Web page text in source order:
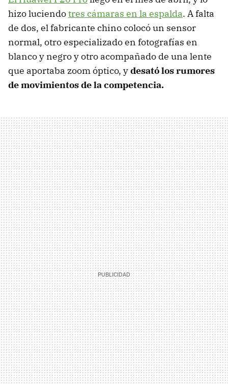
hizo luciendotres cámaras en la espalda. A falta
de dos, el fabricante chino colocó un sensor
normal, otro especializado en fotografías en
blanco y negro y otro acompañado de una lente
que aportaba zoom óptico, ydesató los rumores
de movimientos de la competencia.